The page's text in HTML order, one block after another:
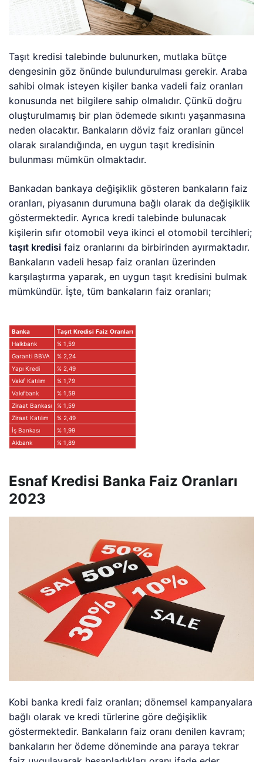
Taşıt kredisi talebinde bulunurken, mutlaka bütçe
dengesinin göz önünde bulundurulması gerekir. Araba
sahibi olmak isteyen kişiler banka vadeli faiz oranları
konusunda net bilgilere sahip olmalıdır. Çünkü doğru
oluşturulmamış bir plan ödemede sıkıntı yaşanmasına
neden olacaktır. Bankaların döviz faiz oranları güncel
olarak sıralandığında, en uygun taşıt kredisinin
bulunması mümkün olmaktadır.
Bankadan bankaya değişiklik gösteren bankaların faiz
oranları, piyasanın durumuna bağlı olarak da değişiklik
göstermektedir. Ayrıca kredi talebinde bulunacak
kişilerin sıfır otomobil veya ikinci el otomobil tercihleri;
taşıt kredisi faiz oranlarını da birbirinden ayırmaktadır.
Bankaların vadeli hesap faiz oranları üzerinden
karşılaştırma yaparak, en uygun taşıt kredisini bulmak
mümkündür. İşte, tüm bankaların faiz oranları;
Banka Taşıt Kredisi Faiz Oranları
Halkbank
% 1,59
Garanti BBVA
% 2,24
Yapı Kredi
% 2,49
Vakıf Katılım
% 1,79
Vakıfbank
% 1,59
Ziraat Bankası
% 1,59
Ziraat Katılım
% 2,49
İş Bankası
% 1,99
Akbank
% 1,89
Esnaf Kredisi Banka Faiz Oranları
2023
Kobi banka kredi faiz oranları; dönemsel kampanyalara
bağlı olarak ve kredi türlerine göre değişiklik
göstermektedir. Bankaların faiz oranı denilen kavram;
bankaların her ödeme döneminde ana paraya tekrar